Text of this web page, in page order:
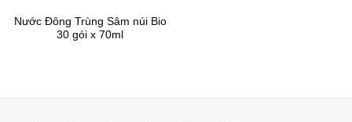
Nước Đông Trùng Sâm núi Bio
30 gói x 70ml